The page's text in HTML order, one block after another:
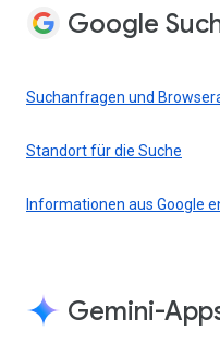
Google
Suchanfragen und
Standort für die Suche
Informationen aus Google
Gemini-